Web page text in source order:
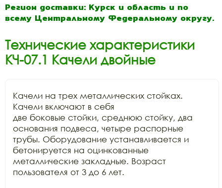
Регион доставки: Курск и область и по
всему Центральному Федеральному округу.
Технические характеристики
КЧ-07.1 Качели двойные
Качели на трех металлических стойках.
Качели включают в себя
две боковые стойки, среднюю стойку, два
основания подвеса, четыре распорные
трубы. Оборудование устанавливается и
бетонируется на оцинкованные
металлические закладные. Возраст
пользователя от 3 до 6 лет.